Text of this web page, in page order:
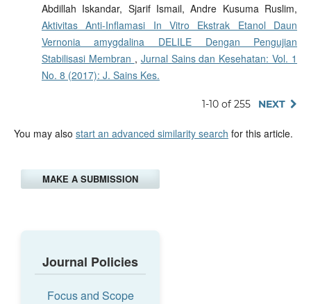
Abdillah Iskandar, Sjarif Ismail, Andre Kusuma Ruslim,
Aktivitas Anti-Inflamasi In Vitro Ekstrak Etanol Daun
Vernonia amygdalina DELILE Dengan Pengujian
Stabilisasi Membran , Jurnal Sains dan Kesehatan: Vol. 1
No. 8 (2017): J. Sains Kes.
1-10 of 255 NEXT
You may also start an advanced similarity search for this article.
MAKE A SUBMISSION
Journal Policies
Focus and Scope